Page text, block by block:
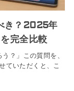
き？2025年
完全比較
？」この質問を、
ていただくと、こ